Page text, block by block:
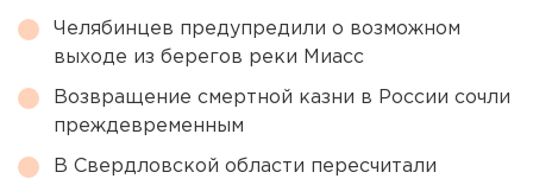
Челябинцев предупредили о возможном
выходе из берегов реки Миасс
Возвращение смертной казни в России сочли
преждевременным
В Свердловской области пересчитали